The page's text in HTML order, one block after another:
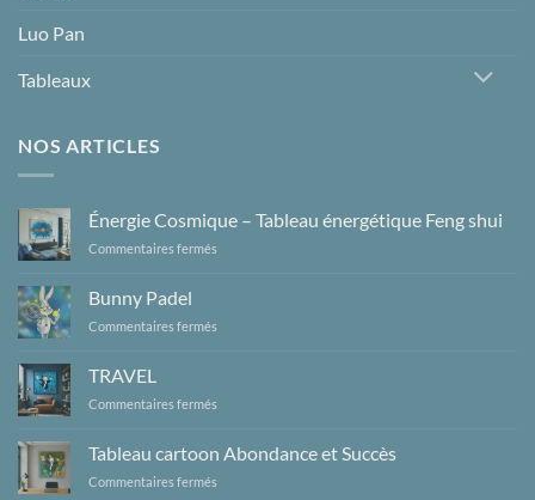
Luo Pan
Tableaux
NOS ARTICLES
Énergie Cosmique – Tableau énergétique Feng shui
Commentaires fermés
Tableau
Bunny Padel
Commentaires fermés
TRAVEL
Commentaires fermés
Tableau cartoon Abondance et Succès
Commentaires fermés